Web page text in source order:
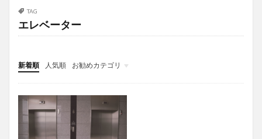
TAG
エレベーター
新着順 人気順
お勧めカテゴリ
投稿
学び
マンガ
電子書籍